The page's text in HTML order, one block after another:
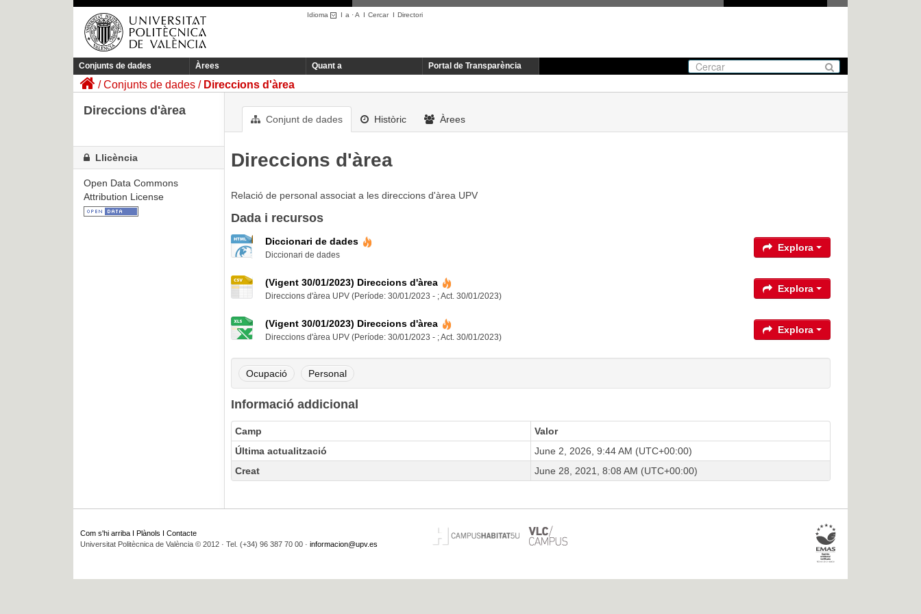
Idioma I a ·A I CercarI Directori
Conjunts de dades Àrees Quant a Portal de Transparència
Conjunts de dades Direccions d'àrea
Conjunt de dades Històric Àrees
Direccions d'àrea
Relació de personal associat a les direccions d'àrea UPV
Dada i recursos
Diccionari de dades
Diccionari de dades
Explora
(Vigent 30/01/2023) Direccions d'àrea
Direccions d'àrea UPV (Període: 30/01/2023 - ; Act. 30/01/2023)
Explora
(Vigent 30/01/2023) Direccions d'àrea
Direccions d'àrea UPV (Període: 30/01/2023 - ; Act. 30/01/2023)
Explora
Ocupació Personal
Informació addicional
Camp
Valor
Última actualització
June 2, 2026, 9:44 AM (UTC+00:00)
Creat
June 28, 2021, 8:08 AM (UTC+00:00)
Direccions d'àrea
Llicència
Open Data Commons
Attribution License
Com s'hi arriba Plànols
Contacte
Universitat Politècnica de València © 2012 · Tel. (+34) 96 387 70 00 · informacion@upv.es